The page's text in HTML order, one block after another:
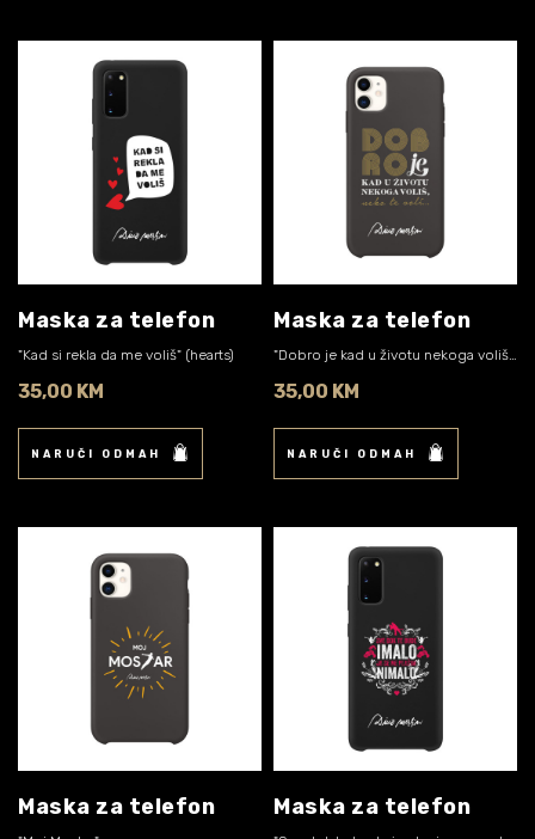
Maska za telefon
"Kad si rekla da me voliš" (hearts)
35,00 KM
NARUČI ODMAH
Maska za telefon
"Dobro je kad u životu nekoga voliš, neko te voli" (gold)
35,00 KM
NARUČI ODMAH
Maska za telefon Maska za telefon